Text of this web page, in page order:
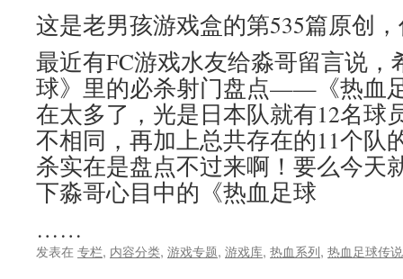
这是老男孩游戏盒的第535篇原创
最近有FC游戏水友给淼哥留言说，
球》里的必杀射门盘点——《热血
在太多了，光是日本队就有12名球
不相同，再加上总共存在的11个队
杀实在是盘点不过来啊！要么今天
下淼哥心目中的《热血足球
……
发表在 专栏, 内容分类, 游戏专题, 游戏库, 热血系列, 热血足球传说